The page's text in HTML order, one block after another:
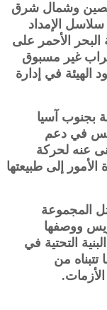
وشمال شرق
الإمداد
البحر الأحمر على
غير مسبوق
في إدارة
بجنوب آسيا
في دعم
عنه لحركة
إلى طبيعتها
المجموعة
ووصفها
التحتية في
تتبناه من